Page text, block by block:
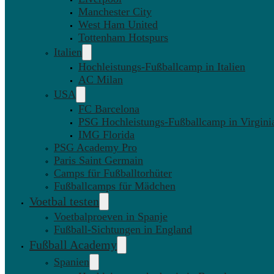
Manchester City
West Ham United
Tottenham Hotspurs
Italien
Hochleistungs-Fußballcamp in Italien
AC Milan
USA
FC Barcelona
PSG Hochleistungs-Fußballcamp in
IMG Florida
PSG Academy Pro
Paris Saint Germain
Camps für Fußballtorhüter
Fußballcamps für Mädchen
Voetbal testen
Voetbalproeven in Spanje
Fußball-Sichtungen in England
Fußball Academy
Spanien